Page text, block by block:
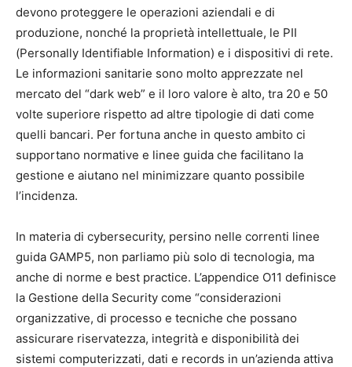
devono proteggere le operazioni aziendali e di
produzione, nonché la proprietà intellettuale, le PII
(Personally Identifiable Information) e i dispositivi di rete.
Le informazioni sanitarie sono molto apprezzate nel
mercato del “dark web” e il loro valore è alto, tra 20 e 50
volte superiore rispetto ad altre tipologie di dati come
quelli bancari. Per fortuna anche in questo ambito ci
supportano normative e linee guida che facilitano la
gestione e aiutano nel minimizzare quanto possibile
l’incidenza.
In materia di cybersecurity, persino nelle correnti linee
guida GAMP5, non parliamo più solo di tecnologia, ma
anche di norme e best practice. L’appendice O11 definisce
la Gestione della Security come “considerazioni
organizzative, di processo e tecniche che possano
assicurare riservatezza, integrità e disponibilità dei
sistemi computerizzati, dati e records in un’azienda attiva